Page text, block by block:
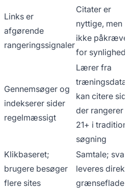
Links er
afgørende
rangeringssignaler
Citater er
nyttige, men
ikke
for synlighed
Gennemsøger og
indekserer sider
regelmæssigt
Lærer fra
træningsdata;
kan citere
der rangerer
21+ i
søgning
Klikbaseret;
brugere besøger
flere sites
Samtale; svar
leveres
grænsefladen